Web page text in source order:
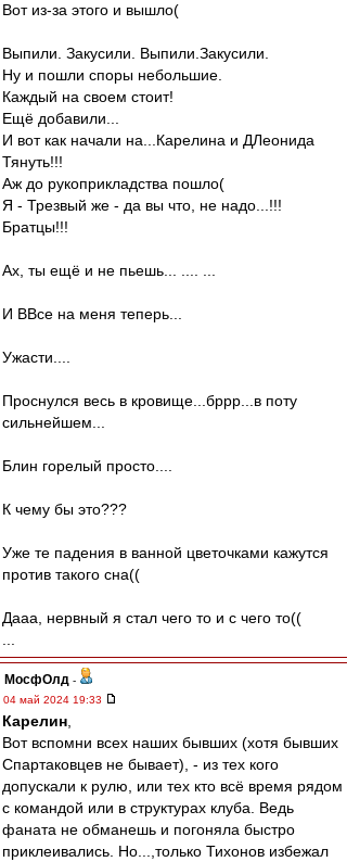
Вот из-за этого и вышло(
Выпили. Закусили. Выпили.Закусили.
Ну и пошли споры небольшие.
Каждый на своем стоит!
Ещё добавили...
И вот как начали на...Карелина и ДЛеонида
Тянуть!!!
Аж до рукоприкладства пошло(
Я - Трезвый же - да вы что, не надо...!!!
Братцы!!!
Ах, ты ещё и не пьешь... .... ...
И ВВсе на меня теперь...
Ужасти....
Проснулся весь в кровище...бррр...в поту
сильнейшем...
Блин горелый просто....
К чему бы это???
Уже те падения в ванной цветочками кажутся
против такого сна((
Дааа, нервный я стал чего то и с чего то((
МосфОлд -
04 май 2024 19:33
Карелин
Вот вспомни всех наших бывших (хотя бывших
Спартаковцев не бывает), - из тех кого
допускали к рулю, или тех кто всё время рядом
с командой или в структурах клуба. Ведь
фаната не обманешь и погоняла быстро
приклеивались. Но...,только Тихонов избежал